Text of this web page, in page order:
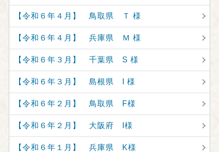
【令和６年４月】 鳥取県 Ｔ 様
【令和６年４月】 兵庫県 Ｍ 様
【令和６年３月】 千葉県 S 様
【令和６年３月】 島根県 I 様
【令和６年２月】 鳥取県 F様
【令和６年２月】 大阪府 I様
【令和６年１月】 兵庫県 K様